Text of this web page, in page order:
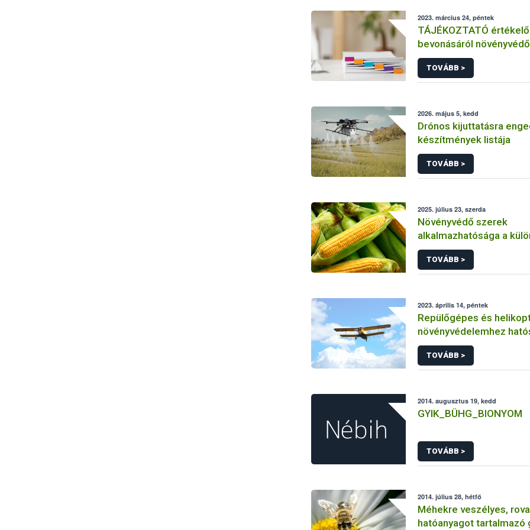
2023. március 24, péntek
TÁJÉKOZTATÓ
bevonásáról
hatóanyag és
engedélyezésére,
engedély
TOVÁBB >
2026. május 5, kedd
Drónos kijuttatásra
készítmények listája
TOVÁBB >
2025. július 23, szerda
Növényvédő szerek
alkalmazhatósága a
kukorica kultúrákban
TOVÁBB >
2023. április 14, péntek
Repülőgépes és
növényvédelemhez
engedéllyel rendelkező
TOVÁBB >
2014. augusztus 19, kedd
GYIK_BÜHG_BIONYOM
TOVÁBB >
2014. július 28, hétfő
Méhekre veszélyes,
hatóanyagot tartalmazó